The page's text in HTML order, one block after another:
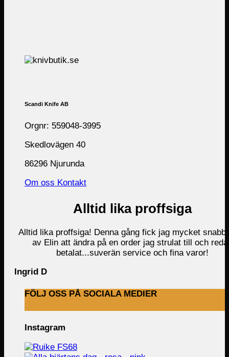
Scandi Knife AB
Orgnr: 559048-3995
Skedlovägen 40
86296 Njurunda
Om oss Kontakt
Alltid lika proffsiga
Alltid lika proffsiga! Denna gång fick jag mycket snabb
av Elin att ändra på en order jag strulat till och
betalat...suverän service och fina varor!
Ingrid D
FÖLJ OSS PÅ SOCIALA MEDIER
Instagram